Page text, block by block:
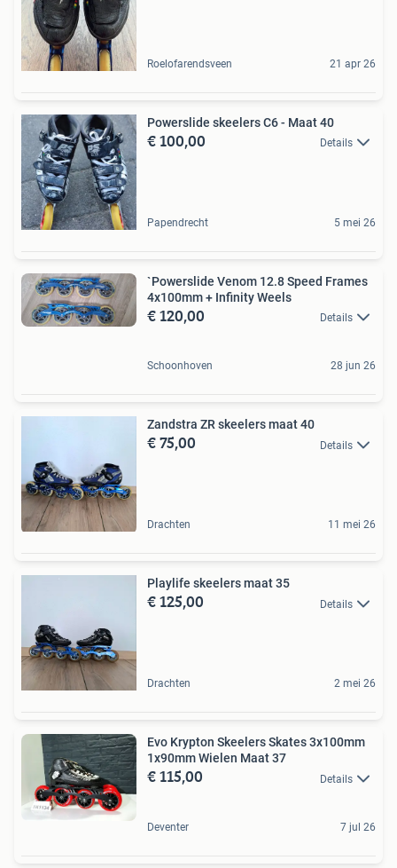
Roelofarendsveen 21 apr 26
Powerslide skeelers C6 - Maat 40
€ 100,00 Details
Papendrecht 5 mei 26
`Powerslide Venom 12.8 Speed Frames
4x100mm + Infinity Weels
€ 120,00 Details
Schoonhoven 28 jun 26
Zandstra ZR skeelers maat 40
€ 75,00 Details
Drachten 11 mei 26
Playlife skeelers maat 35
€ 125,00 Details
Drachten 2 mei 26
Evo Krypton Skeelers Skates 3x100mm
1x90mm Wielen Maat 37
€ 115,00 Details
Deventer 7 jul 26